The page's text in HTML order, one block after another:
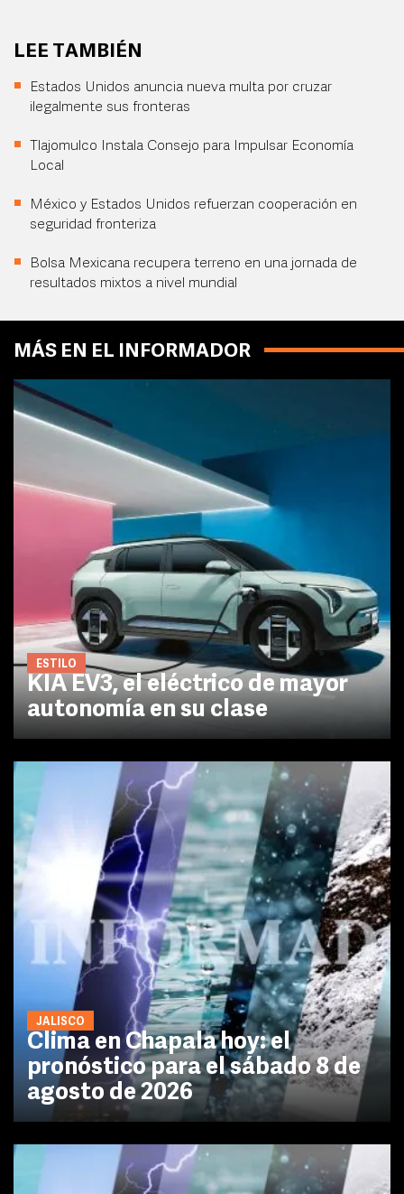
LEE TAMBIÉN
Estados Unidos anuncia nueva multa por cruzar
ilegalmente sus fronteras
Tlajomulco Instala Consejo para Impulsar Economía
Local
México y Estados Unidos refuerzan cooperación en
seguridad fronteriza
Bolsa Mexicana recupera terreno en una jornada de
resultados mixtos a nivel mundial
MÁS EN EL INFORMADOR
ESTILO
KIA EV3, el eléctrico de mayor
autonomía en su clase
JALISCO
Clima en Chapala hoy: el
pronóstico para el sábado 8 de
agosto de 2026